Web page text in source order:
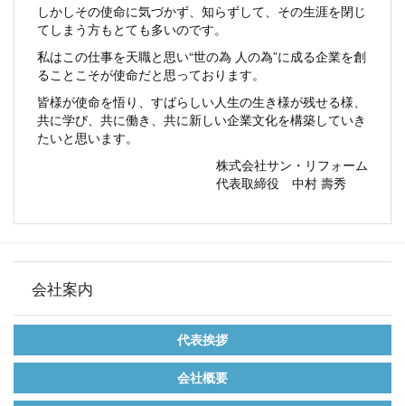
しかしその使命に気づかず、知らずして、その生涯を閉じ
てしまう方もとても多いのです。
私はこの仕事を天職と思い“世の為 人の為”に成る企業を創
ることこそが使命だと思っております。
皆様が使命を悟り、すばらしい人生の生き様が残せる様、
共に学び、共に働き、共に新しい企業文化を構築していき
たいと思います。
株式会社サン・リフォーム
代表取締役 中村 壽秀
会社案内
代表挨拶
会社概要